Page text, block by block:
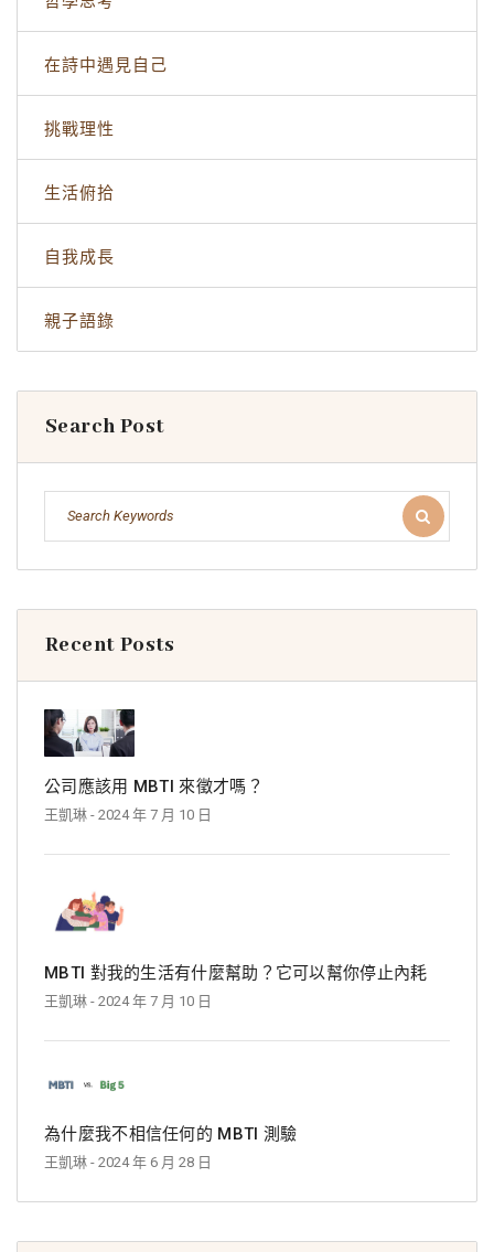
在詩中遇見自己
挑戰理性
生活俯拾
自我成長
親子語錄
Search Post
Recent Posts
公司應該用 MBTI 來徵才嗎？
王凱琳 - 2024 年 7 月 10 日
MBTI 對我的生活有什麼幫助？它可以幫你停止內耗
王凱琳 - 2024 年 7 月 10 日
為什麼我不相信任何的 MBTI 測驗
王凱琳 - 2024 年 6 月 28 日